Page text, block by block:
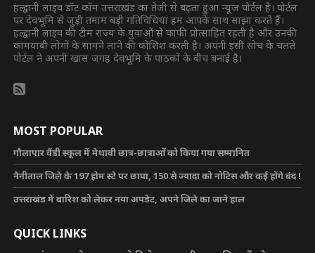
हल्द्वानी लाइव डॉट कॉम उत्तराखंड का तेजी से बढ़ता हुआ न्यूज पोर्टल है। पोर्टल
पर देवभूमि से जुड़ी तमाम बड़ी गतिविधियां हम आपके साथ साझा करते हैं।
हल्द्वानी लाइव की टीम राज्य के युवाओं से काफी प्रोत्साहित रहती है और उनकी
कामयाबी लोगों के सामने लाने की कोशिश करती है। अपनी इसी सोच के चलते
पोर्टल ने अपनी खास जगह देवभूमि के पाठकों के बीच बनाई है।
MOST POPULAR
गौलापार वैंडी स्कूल में मेधावी छात्र-छात्राओं को किया गया सम्मानित
नैनीताल जिले के 197 होम स्टे पर छापा, 150 से ज्यादा को नोटिस और कई होंगे बंद !
उत्तराखंड में बारिश को लेकर नया अपडेट, अपने जिले का जाने हाल
QUICK LINKS